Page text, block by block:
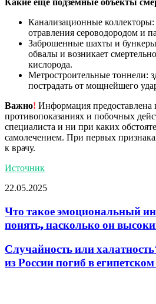
Канализационные
отравления сероводородом и
Заброшенные шахты и
обвалы и возникает
кислорода.
Метростроительные тоннели:
пострадать от мощнейшего
Важно! Информация предоставлена
противопоказаниях и побочных
специалиста и ни при каких
самолечением. При первых
к врачу.
Источник
22.05.2025
Что такое эмоциональный
понять, насколько он
Случайность или
из России погиб в египетском